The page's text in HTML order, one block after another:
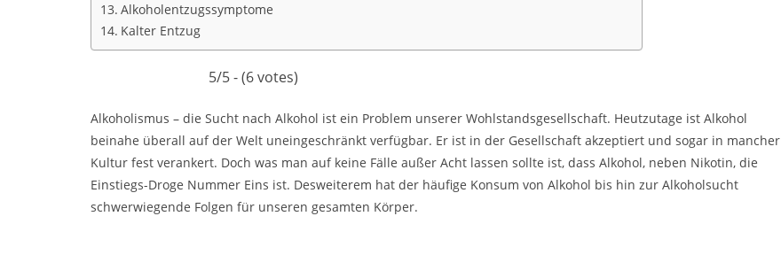
Alkoholentzugssymptome
Kalter Entzug
5/5 - (6 votes)
Alkoholismus – die Sucht nach Alkohol ist ein Problem unserer Wohlstandsgesellschaft. Heutzutage ist Alkohol
beinahe überall auf der Welt uneingeschränkt verfügbar. Er ist in der Gesellschaft akzeptiert und sogar in mancher
Kultur fest verankert. Doch was man auf keine Fälle außer Acht lassen sollte ist, dass Alkohol, neben Nikotin, die
Einstiegs-Droge Nummer Eins ist. Desweiterem hat der häufige Konsum von Alkohol bis hin zur Alkoholsucht
schwerwiegende Folgen für unseren gesamten Körper.